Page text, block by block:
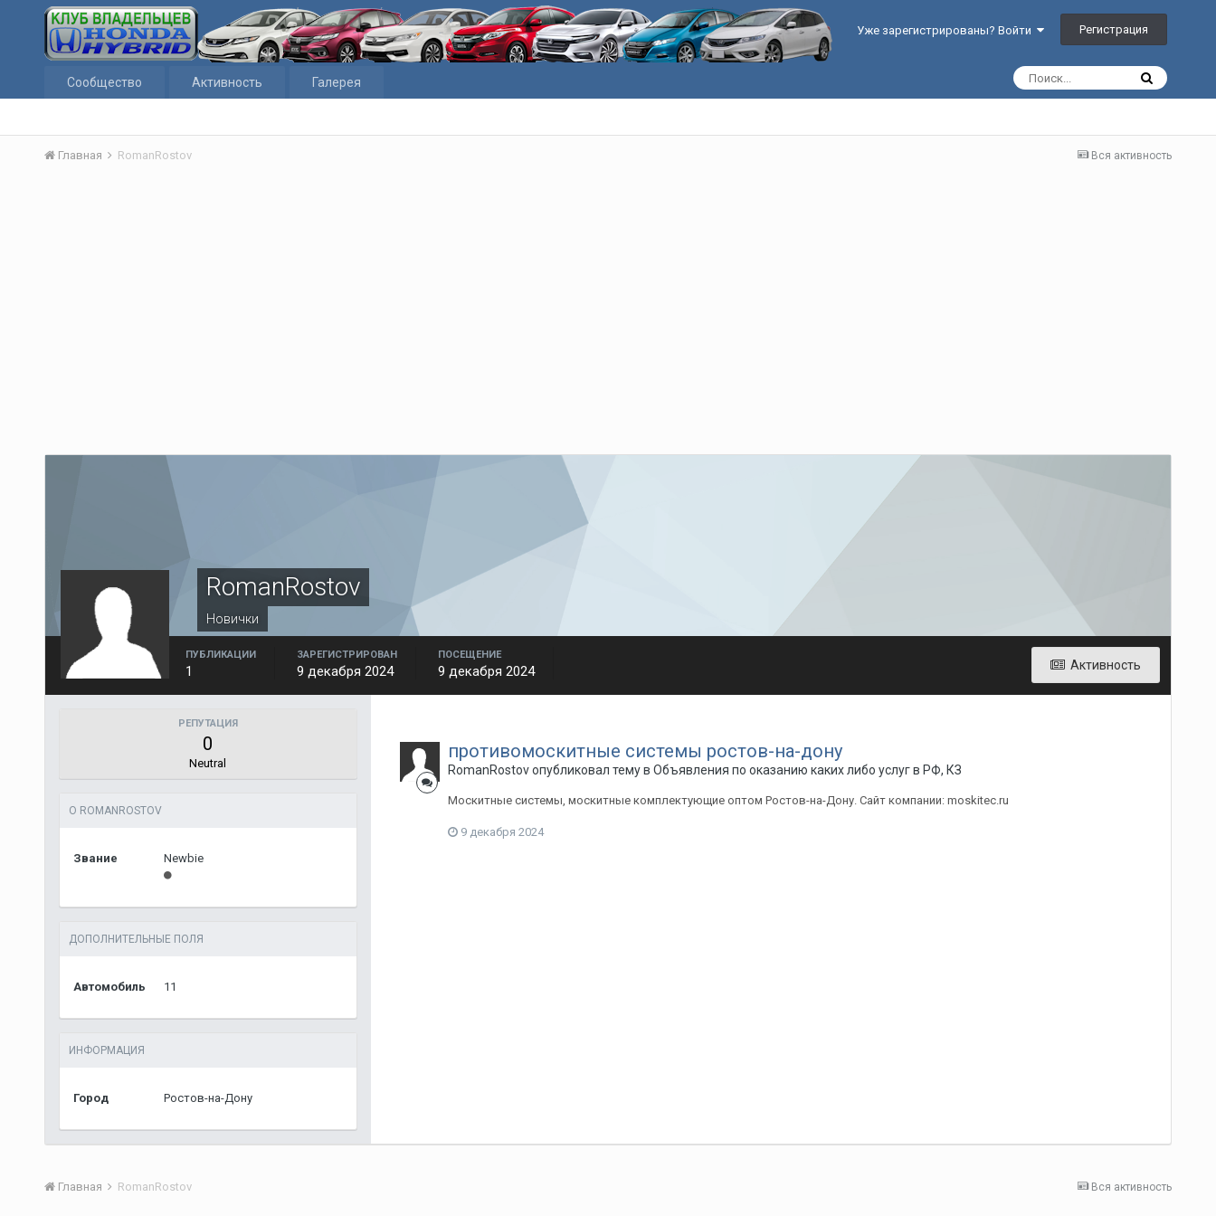
Уже зарегистрированы? Войти Регистрация
Сообщество Активность Галерея
Вся активность
Главная RomanRostov
RomanRostov
Новички
Активность
ПУБЛИКАЦИИ
1
ЗАРЕГИСТРИРОВАН
9 декабря 2024
ПОСЕЩЕНИЕ
9 декабря 2024
РЕПУТАЦИЯ
0
Neutral
О ROMANROSTOV
Звание Newbie
ДОПОЛНИТЕЛЬНЫЕ ПОЛЯ
Автомобиль 11
ИНФОРМАЦИЯ
Город Ростов-на-Дону
противомоскитные системы ростов-на-дону
RomanRostovопубликовал тему в Объявления по оказанию каких либо услуг в РФ, КЗ
Москитные системы, москитные комплектующие оптом Ростов-на-Дону. Сайт компании: moskitec.ru
9 декабря 2024
Вся активность
Главная RomanRostov